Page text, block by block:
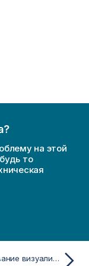
на этой
то
Раскрашивание визуализации